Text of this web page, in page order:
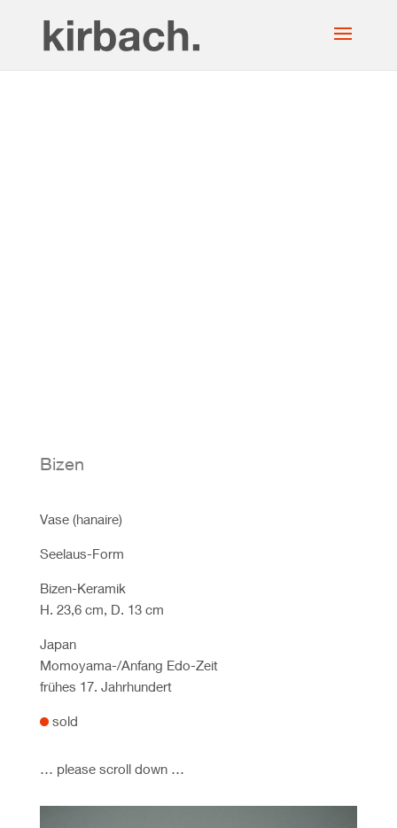
Bizen
Vase (hanaire)
Seelaus-Form
Bizen-Keramik
H. 23,6 cm, D. 13 cm
Japan
Momoyama-/Anfang Edo-Zeit
frühes 17. Jahrhundert
sold
… please scroll down …